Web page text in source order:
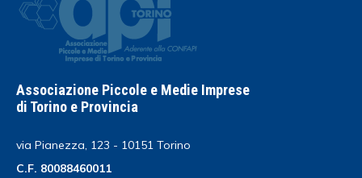
Associazione Piccole e Medie Imprese
di Torino e Provincia
via Pianezza, 123 - 10151 Torino
C.F. 80088460011